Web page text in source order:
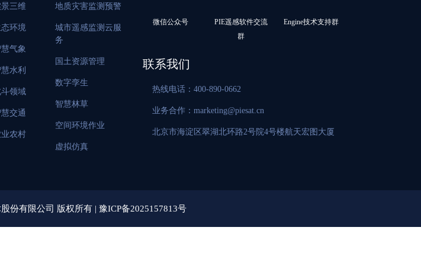
景三维
环境
慧气象
水利
领域
交通
农村
地质灾害监测预警
城市遥感监测云服
务
国土资源管理
数字孪生
智慧林草
空间环境作业
虚拟仿真
微信公众号
PIE遥感软件交流
群
Engine技术支持群
联系我们
热线电话：400-890-0662
业务合作：marketing@piesat.cn
北京市海淀区翠湖北环路2号院4号楼航天宏图大厦
份有限公司 版权所有 | 豫ICP备2025157813号